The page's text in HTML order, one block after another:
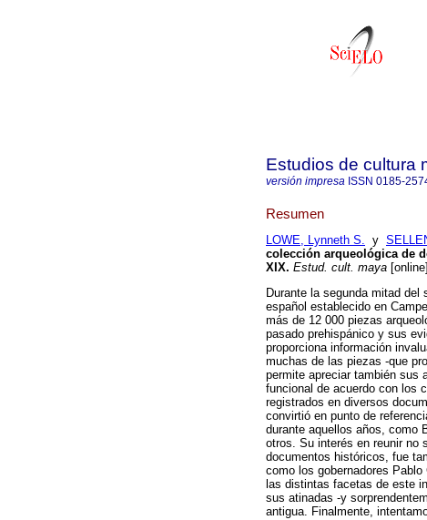
Estudios de cultura
versión impresa ISSN 0185-
Resumen
LOWE, Lynneth S. y
colección arqueológica de
XIX. Estud. cult. maya
Durante la segunda mitad
español establecido en
más de 12 000 piezas
pasado prehispánico y sus
proporciona información
muchas de las piezas -que
permite apreciar también sus
funcional de acuerdo con los
registrados en diversos
convirtió en punto de
durante aquellos años, como
otros. Su interés en reunir no
documentos históricos, fue
como los gobernadores
las distintas facetas de este
sus atinadas -y
antigua. Finalmente,